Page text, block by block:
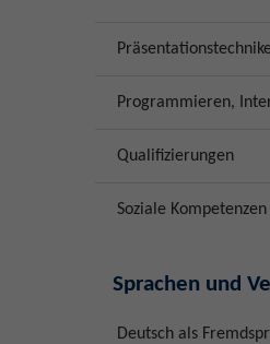
Programmieren,
Qualifizierungen
Soziale Kompetenzen
Sprachen und
Deutsch als